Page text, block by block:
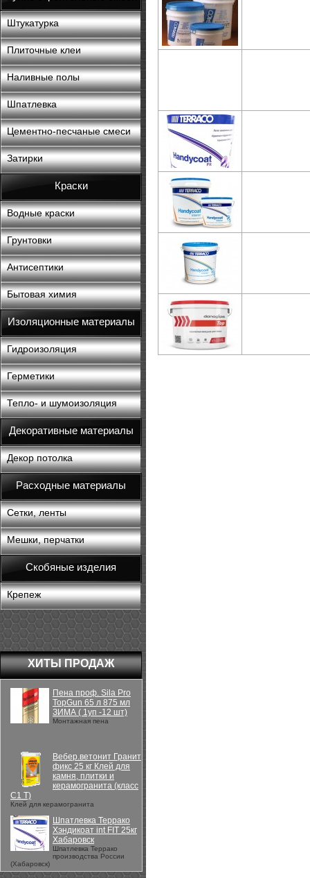
Штукатурка
Плиточные клеи
Наливные полы
Шпатлевка
Цементно-песчаные смеси
Затирки
Краски
Водные краски
Грунтовки
Антисептики
Бытовая химия
Изоляционные материалы
Гидроизоляция
Герметики
Тепло- и шумоизоляция
Декоративные материалы
Декор потолка
Расходные материалы
Сетки, ленты
Мешки, перчатки
Скобяные изделия
Крепеж
ХИТЫ ПРОДАЖ
Пена проф. Sila Pro
TopGun 65 л 875 мл
ЗИМА ( 1уп -12 шт)
Монтажная пена
Вебер.ветонит Гранит
фикс 25 кг Клей для
камня, плитки и
керамогранита (класс
С1 Т)
Клей для керамогранита
Шпатлевка Террако
Хэндикоат int FIT 25кг
Хабаровск
Шпатлевка Террако
производства России
(Хабаровск)